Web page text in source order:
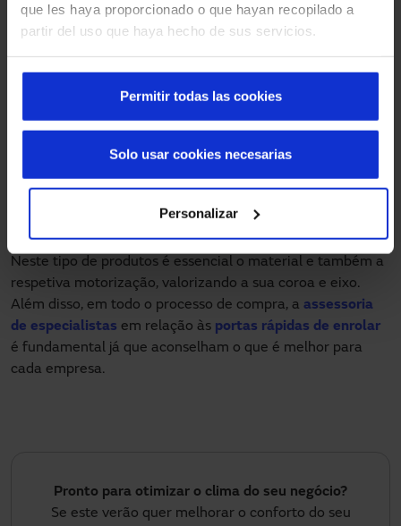
que les haya proporcionado o que hayan recopilado a
partir del uso que haya hecho de sus servicios.
Permitir todas las cookies
Personalizar
Solo usar cookies necesarias
setorização de naves industriais.
Para câmaras de frio e congelação: Se a nossa
empresa precisa de manter uma divisão fria para
armazenar produtos biológicos ou congelados, é a
solução perfeita. Foi concebida para setorizar zonas
com condições atmosféricas de até menos 30 graus
De alumínio: Desenhada pela Manusa para assegurar
uma grande estanqueidade e suportar altas pressões
de ar. As portas industriais são de alta qualidade e
Neste tipo de produtos é essencial o material e também a
respetiva motorização, valorizando a sua coroa e eixo.
Além disso, em todo o processo de compra, a assessoria
de especialistas em relação às portas rápidas de enrolar
é fundamental já que aconselham o que é melhor para
cada empresa.
Pronto para otimizar o clima do seu negócio?
Se este verão quer melhorar o conforto do seu